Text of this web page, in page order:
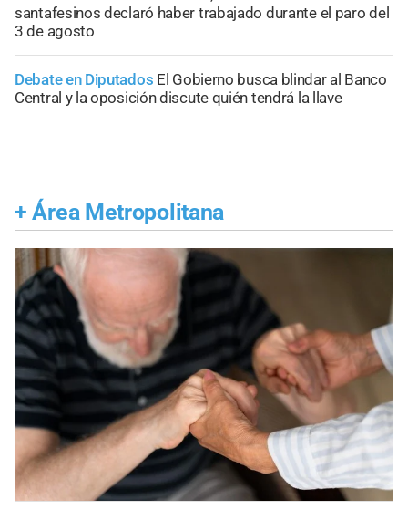
santafesinos declaró haber trabajado durante el paro del
3 de agosto
Debate en Diputados El Gobierno busca blindar al Banco
Central y la oposición discute quién tendrá la llave
+ Área Metropolitana